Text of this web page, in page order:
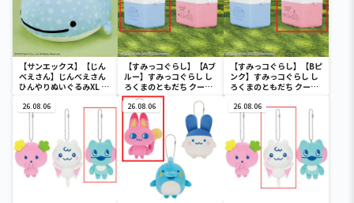
【サンエックス】【じん
べえさん】じんべえさん
ひんやりぬいぐるみXL プ
【すみっコぐらし】【Aブ
ルー】すみっコぐらし し
ろくまのともだち クーラ
ーボックス
【すみっコぐらし】【Bピ
ンク】すみっコぐらし し
ろくまのともだち クーラ
26.08.06 26.08.06 26.08.06